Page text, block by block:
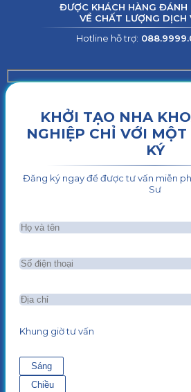
ĐƯỢC KHÁCH HÀNG ĐÁNH
VỀ CHẤT LƯỢNG DỊCH
Hotline hỗ trợ:
KHỞI TẠO NHA
NGHIỆP CHỈ VỚI
KÝ
Đăng ký ngay để được tư vấn miễn
Sư
Khung giờ tư vấn
Sáng
Chiều